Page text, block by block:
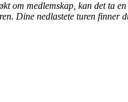
om medlemskap, kan det ta
Dine nedlastete turen finner